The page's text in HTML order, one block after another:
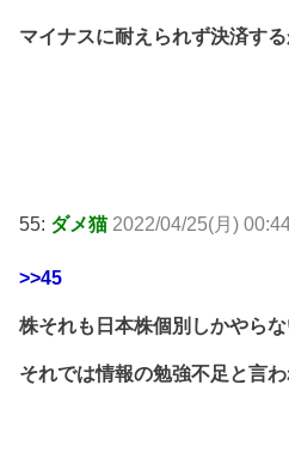
マイナスに耐えられず決済す
55: ダメ猫 2022/04/25(月)
>>45
株それも日本株個別しかやら
それでは情報の勉強不足と言